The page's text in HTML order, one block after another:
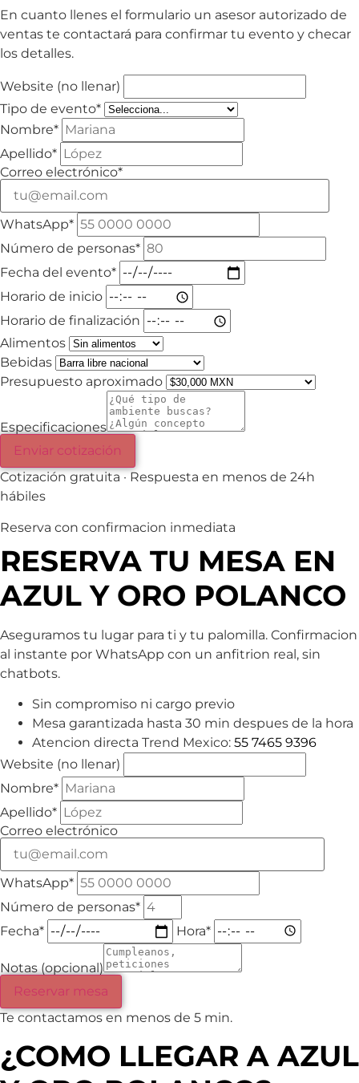
En cuanto llenes el formulario un asesor autorizado de
ventas te contactará para confirmar tu evento y checar
los detalles.
Website (no llenar)
Tipo de evento*
Nombre*
Apellido*
Correo electrónico*
WhatsApp*
Número de personas*
Fecha del evento*
Horario de inicio
Horario de finalización
Alimentos
Bebidas
Presupuesto aproximado
Especificaciones
Enviar cotización
Cotización gratuita · Respuesta en menos de 24h
hábiles
Reserva con confirmacion inmediata
RESERVA TU MESA EN
AZUL Y ORO POLANCO
Aseguramos tu lugar para ti y tu palomilla. Confirmacion
al instante por WhatsApp con un anfitrion real, sin
chatbots.
Sin compromiso ni cargo previo
Mesa garantizada hasta 30 min despues de la hora
Atencion directa Trend Mexico: 55 7465 9396
Website (no llenar)
Nombre*
Apellido*
Correo electrónico
WhatsApp*
Número de personas*
Fecha*
Hora*
Notas (opcional)
Reservar mesa
Te contactamos en menos de 5 min.
¿COMO LLEGAR A AZUL